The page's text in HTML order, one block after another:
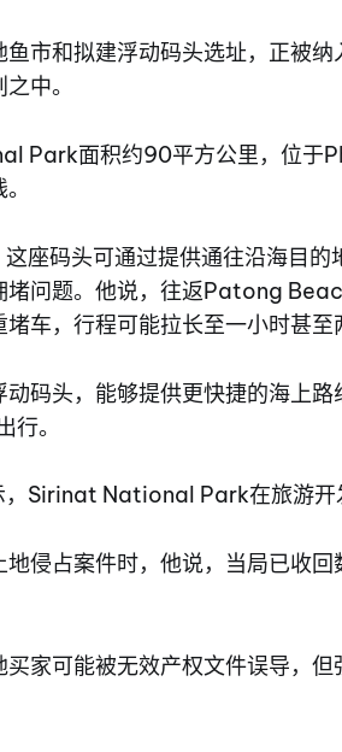
鱼市和拟建浮动码头选址，正被
中。
Park面积约90平方公里，位于
座码头可通过提供通往沿海目
堵问题。他说，往返Patong
车，行程可能拉长至一小时甚至
动码头，能够提供更快捷的海上
行。
Sirinat National Park在旅游开
地侵占案件时，他说，当局已收
买家可能被无效产权文件误导，